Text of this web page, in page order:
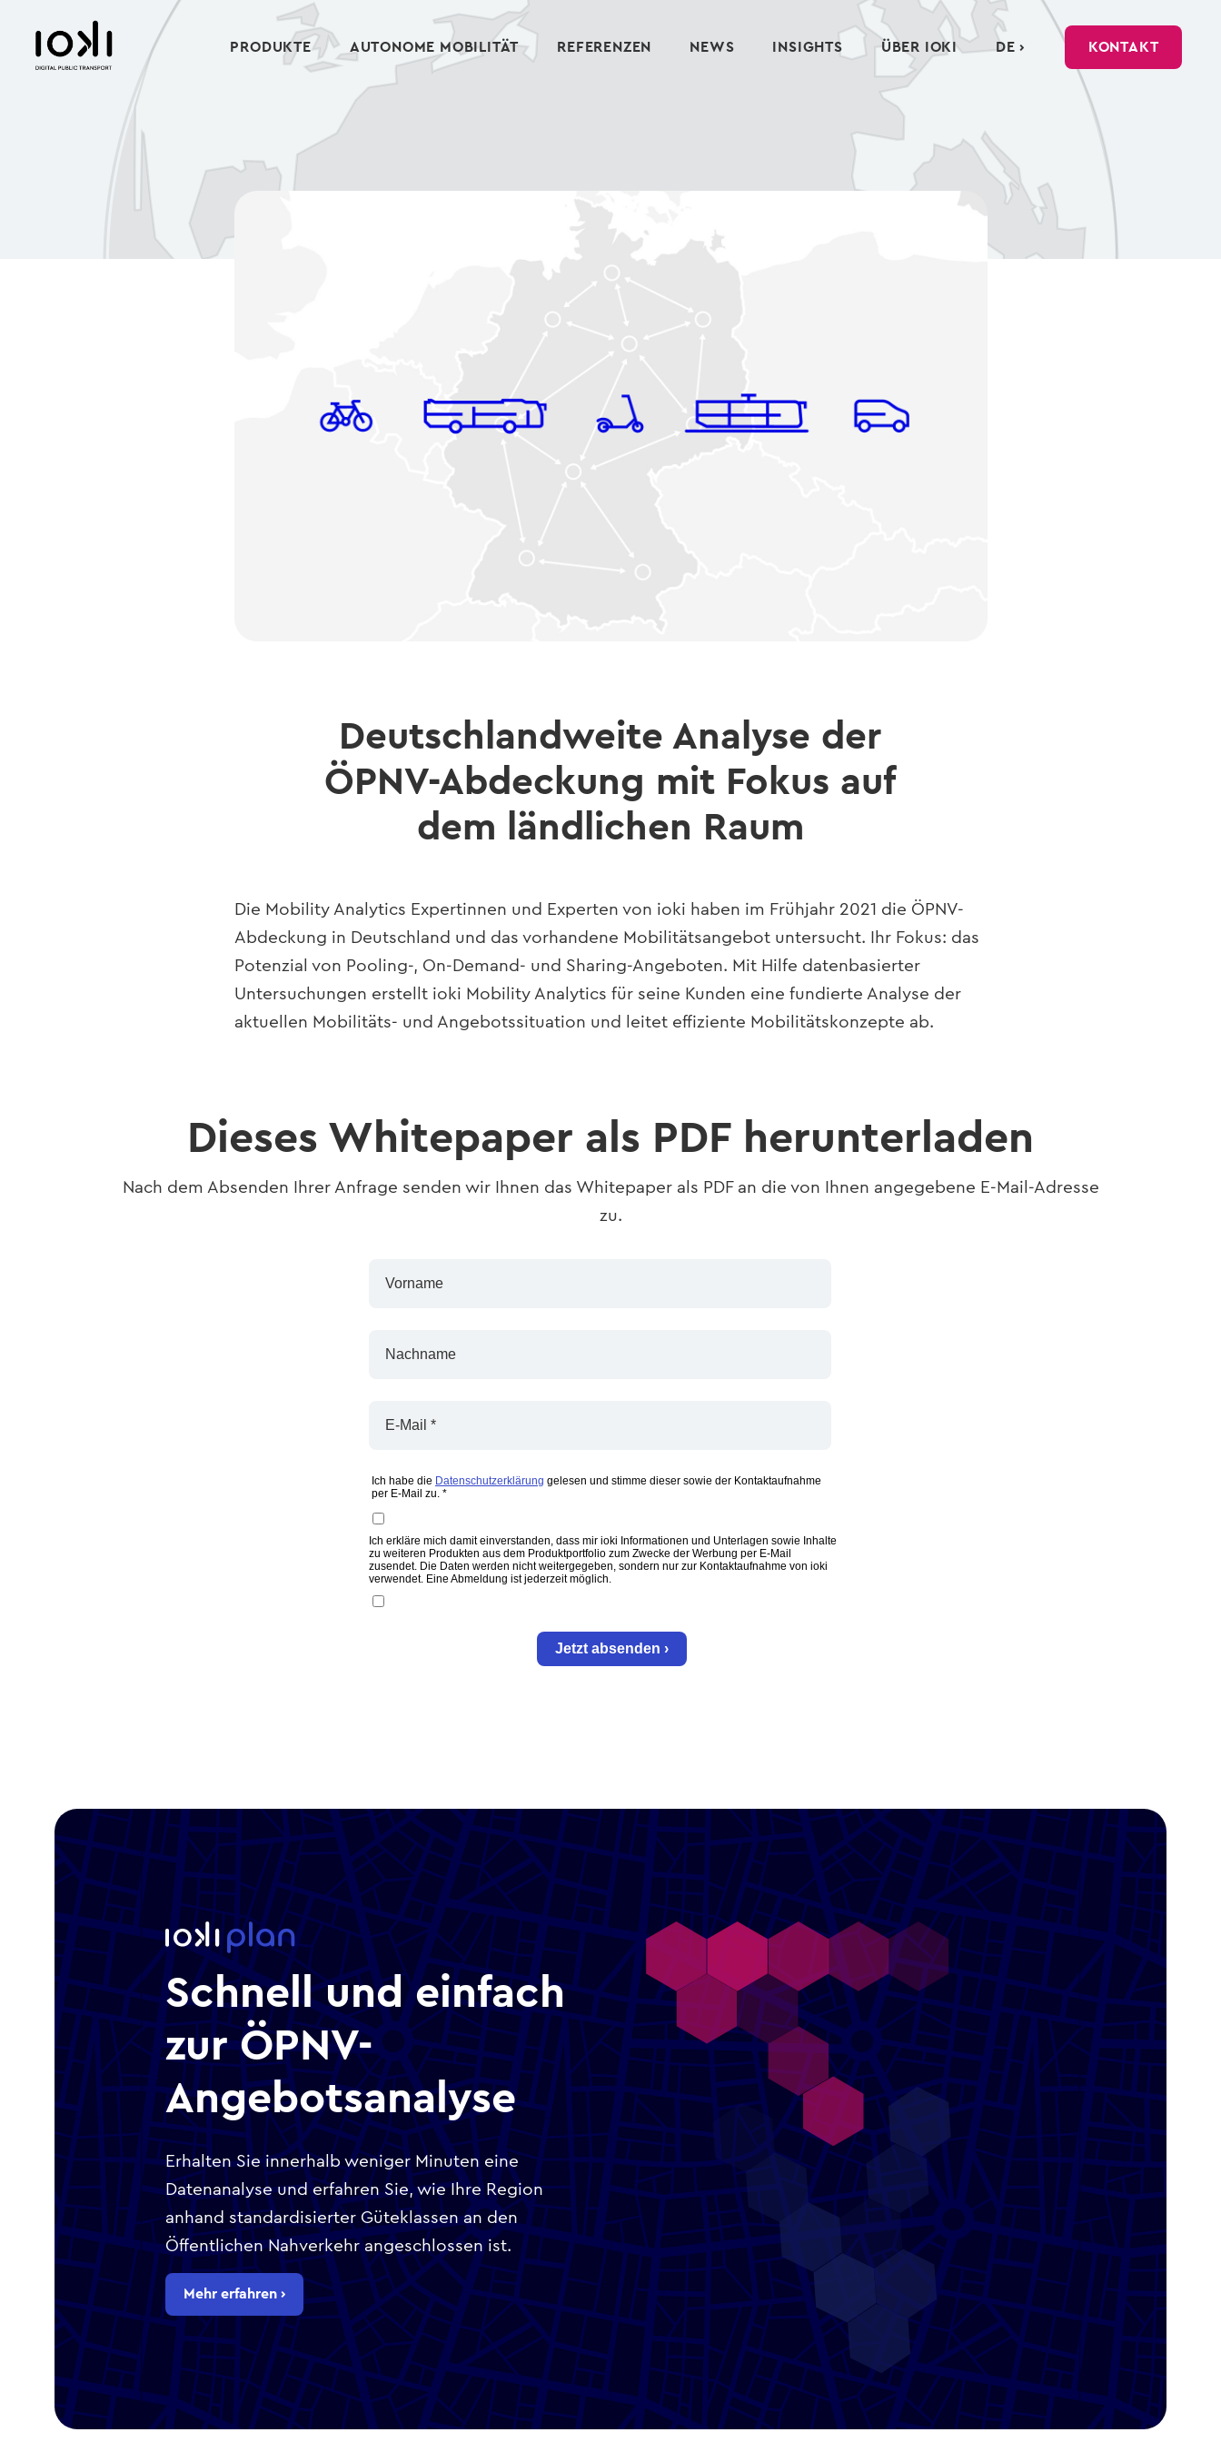
PRODUKTE AUTONOME MOBILITÄT REFERENZEN NEWS INSIGHTS ÜBER IOKI DE › KONTAKT
Deutschlandweite Analyse der
ÖPNV-Abdeckung mit Fokus auf
dem ländlichen Raum
Die Mobility Analytics Expertinnen und Experten von ioki haben im Frühjahr 2021 die ÖPNV-
Abdeckung in Deutschland und das vorhandene Mobilitätsangebot untersucht. Ihr Fokus: das
Potenzial von Pooling-, On-Demand- und Sharing-Angeboten. Mit Hilfe datenbasierter
Untersuchungen erstellt ioki Mobility Analytics für seine Kunden eine fundierte Analyse der
aktuellen Mobilitäts- und Angebotssituation und leitet effiziente Mobilitätskonzepte ab.
Dieses Whitepaper als PDF herunterladen
Nach dem Absenden Ihrer Anfrage senden wir Ihnen das Whitepaper als PDF an die von Ihnen angegebene E-Mail-Adresse
zu.
Schnell und einfach
zur ÖPNV-
Angebotsanalyse
Erhalten Sie innerhalb weniger Minuten eine
Datenanalyse und erfahren Sie, wie Ihre Region
anhand standardisierter Güteklassen an den
Öffentlichen Nahverkehr angeschlossen ist.
Mehr erfahren ›